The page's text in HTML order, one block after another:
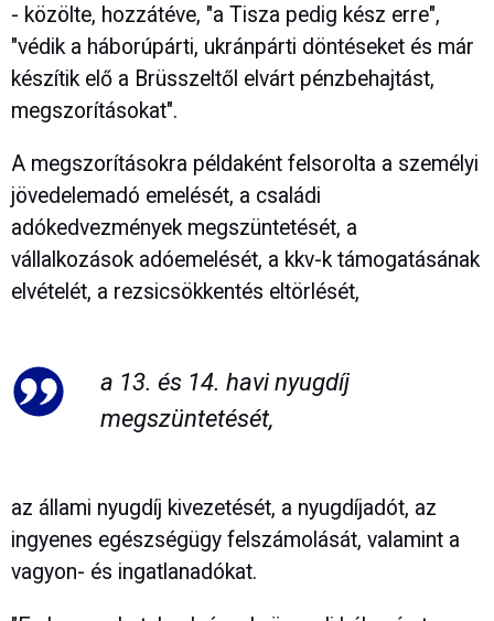
- közölte, hozzátéve, "a Tisza pedig kész erre",
"védik a háborúpárti, ukránpárti döntéseket és már
készítik elő a Brüsszeltől elvárt pénzbehajtást,
megszorításokat".
A megszorításokra példaként felsorolta a személyi
jövedelemadó emelését, a családi
adókedvezmények megszüntetését, a
vállalkozások adóemelését, a kkv-k támogatásának
elvételét, a rezsicsökkentés eltörlését,
a 13. és 14. havi nyugdíj
megszüntetését,
az állami nyugdíj kivezetését, a nyugdíjadót, az
ingyenes egészségügy felszámolását, valamint a
vagyon- és ingatlanadókat.